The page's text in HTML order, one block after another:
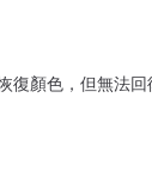
顏色，但無法